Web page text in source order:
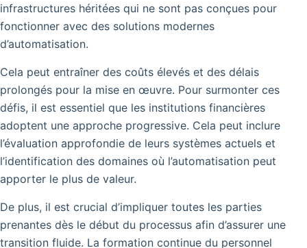
infrastructures héritées qui ne sont pas conçues pour
fonctionner avec des solutions modernes
d’automatisation.
Cela peut entraîner des coûts élevés et des délais
prolongés pour la mise en œuvre. Pour surmonter ces
défis, il est essentiel que les institutions financières
adoptent une approche progressive. Cela peut inclure
l’évaluation approfondie de leurs systèmes actuels et
l’identification des domaines où l’automatisation peut
apporter le plus de valeur.
De plus, il est crucial d’impliquer toutes les parties
prenantes dès le début du processus afin d’assurer une
transition fluide. La formation continue du personnel